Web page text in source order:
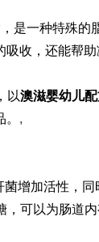
是一种特殊的
收，还能帮助
以澳滋婴幼儿
,
增加活性，同
可以为肠道